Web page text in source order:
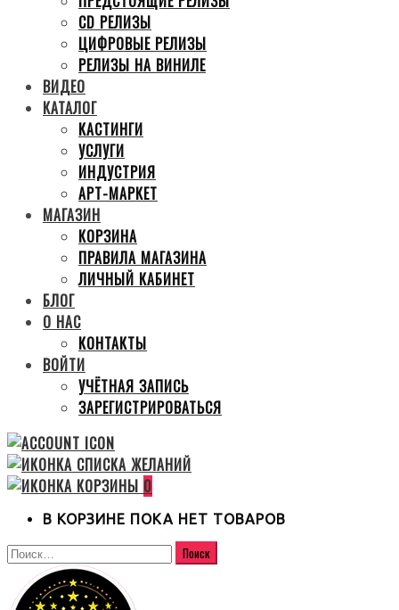
CD РЕЛИЗЫ
ЦИФРОВЫЕ РЕЛИЗЫ
РЕЛИЗЫ НА ВИНИЛЕ
ВИДЕО
КАТАЛОГ
КАСТИНГИ
УСЛУГИ
ИНДУСТРИЯ
АРТ-МАРКЕТ
МАГАЗИН
КОРЗИНА
ПРАВИЛА МАГАЗИНА
ЛИЧНЫЙ КАБИНЕТ
БЛОГ
О НАС
КОНТАКТЫ
ВОЙТИ
УЧЁТНАЯ ЗАПИСЬ
ЗАРЕГИСТРИРОВАТЬСЯ
0
В КОРЗИНЕ ПОКА НЕТ ТОВАРОВ